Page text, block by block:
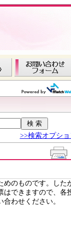
>>検索オプショ
めのものです。した
はできますので、各
合わせください。